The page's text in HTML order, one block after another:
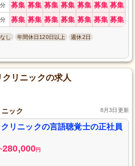
募集 募集 募集 募集 募集 募集 募集
募集 募集 募集 募集 募集 募集 募集
し 年間休日120日以上
週休2日
リニックの求人
ック 8月3日更新
リニックの言語聴覚士の正社員
280,000円